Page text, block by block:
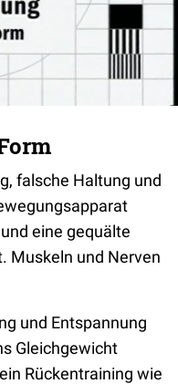
falsche Haltung und
eine gequälte
Muskeln und Nerven
und Entspannung
Gleichgewicht
Rückentraining wie